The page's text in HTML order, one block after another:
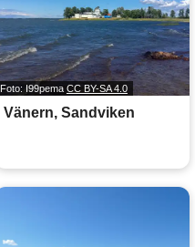
Foto: I99pema CC BY-SA 4.0
Vänern, Sandviken